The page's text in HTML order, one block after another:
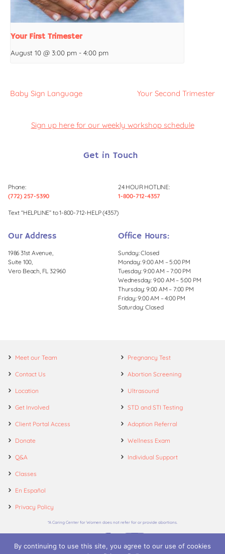
Your First Trimester
August 10 @ 3:00 pm - 4:00 pm
Baby Sign Language Your Second Trimester
Sign up here for our weekly workshop schedule
Get in Touch
Phone:
(772) 257-5390
24 HOUR HOTLINE:
1-800-712-4357
Text “HELPLINE” to 1-800-712-HELP (4357)
Our Address
1986 31st Avenue,
Suite 100,
Vero Beach, FL 32960
Office Hours:
Sunday: Closed
Monday: 9:00 AM – 5:00 PM
Tuesday: 9:00 AM – 7:00 PM
Wednesday: 9:00 AM – 5:00 PM
Thursday: 9:00 AM – 7:00 PM
Friday: 9:00 AM – 4:00 PM
Saturday: Closed
Meet our Team
Contact Us
Location
Get Involved
Client Portal Access
Donate
Q&A
Classes
En Español
Privacy Policy
Pregnancy Test
Abortion Screening
Ultrasound
STD and STI Testing
Adoption Referral
Wellness Exam
Individual Support
*A Caring Center for Women does not refer for or provide abortions.
By continuing to use this site, you agree to our use of cookies